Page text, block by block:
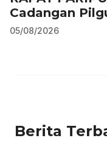
Cadangan
05/08/2026
Berita